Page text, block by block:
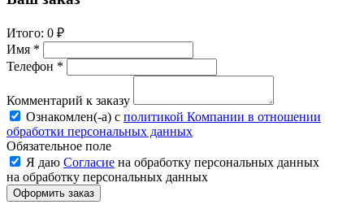
Итого: 0 ₽
Имя *
Телефон *
Комментарий к заказу
Ознакомлен(-a) с политикой Компании в отношении
обработки персональных данных
Обязательное поле
Я даю Согласие на обработку персональных данных
на обработку персональных данных
Оформить заказ